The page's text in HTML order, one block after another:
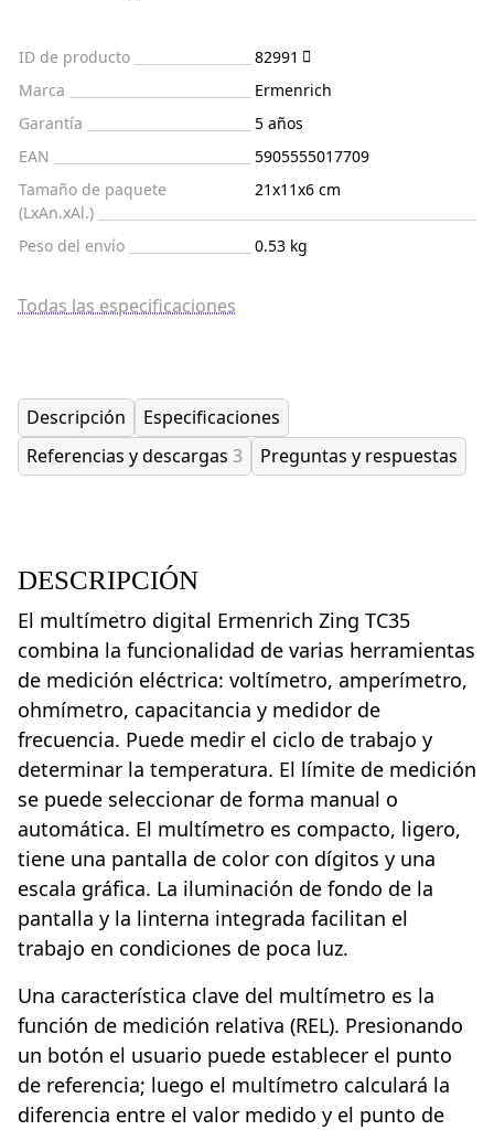
ID de producto
82991
Marca
Ermenrich
Garantía
5 años
EAN
5905555017709
Tamaño de paquete
(LxAn.xAl.)
21x11x6 cm
Peso del envío 0.53 kg
Todas las especificaciones
Descripción
Especificaciones
Referencias y descargas 3 Preguntas y respuestas
DESCRIPCIÓN
El multímetro digital Ermenrich Zing TC35
combina la funcionalidad de varias herramientas
de medición eléctrica: voltímetro, amperímetro,
ohmímetro, capacitancia y medidor de
frecuencia. Puede medir el ciclo de trabajo y
determinar la temperatura. El límite de medición
se puede seleccionar de forma manual o
automática. El multímetro es compacto, ligero,
tiene una pantalla de color con dígitos y una
escala gráfica. La iluminación de fondo de la
pantalla y la linterna integrada facilitan el
trabajo en condiciones de poca luz.
Una característica clave del multímetro es la
función de medición relativa (REL). Presionando
un botón el usuario puede establecer el punto
de referencia; luego el multímetro calculará la
diferencia entre el valor medido y el punto de